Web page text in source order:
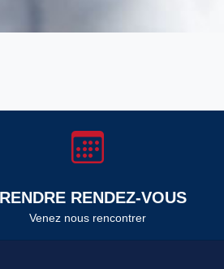
RENDEZ-VOUS
Venez nous rencontrer